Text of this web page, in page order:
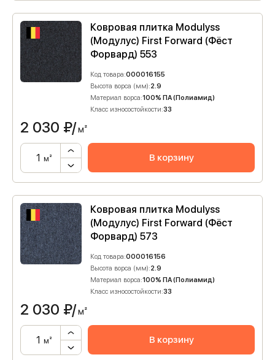
Ковровая плитка Modulyss
(Модулус) First Forward (Фёст
Форвард) 553
Код товара:000016155
Высота ворса (мм):2.9
Материал ворса:100% ПА (Полиамид)
Класс износостойкости:33
2 030 ₽/м²
м² В корзину
Ковровая плитка Modulyss
(Модулус) First Forward (Фёст
Форвард) 573
Код товара:000016156
Высота ворса (мм):2.9
Материал ворса:100% ПА (Полиамид)
Класс износостойкости:33
2 030 ₽/м²
м² В корзину